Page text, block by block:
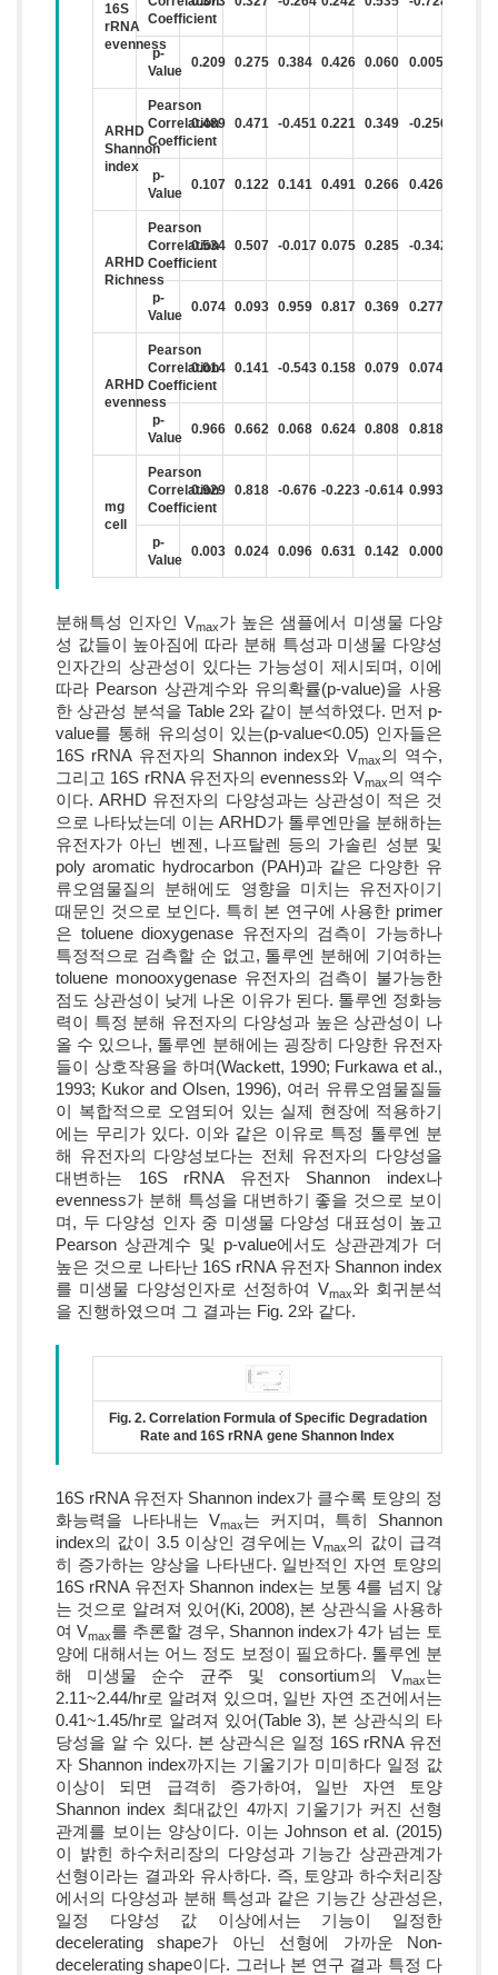
16S
rRNA
evenness
Coefficient
p-
Value
0.209 0.275 0.384 0.426 0.060 0.005
ARHD
Shannon
index
Pearson
Correlation
Coefficient
0.489 0.471 -0.451 0.221 0.349 -0.256
p-
Value
0.107 0.122 0.141 0.491 0.266 0.426
ARHD
Richness
Pearson
Correlation
Coefficient
0.534 0.507 -0.017 0.075 0.285 -0.342
p-
Value
0.074 0.093 0.959 0.817 0.369 0.277
ARHD
evenness
Pearson
Correlation
Coefficient
0.014 0.141 -0.543 0.158 0.079 0.074
p-
Value
0.966 0.662 0.068 0.624 0.808 0.818
mg
cell
Pearson
Correlation
Coefficient
0.929 0.818 -0.676 -0.223 -0.614 0.993
p-
Value
0.003 0.024 0.096 0.631 0.142 0.000
분해특성 인자인 Vmax가 높은 샘플에서 미생물 다양
성 값들이 높아짐에 따라 분해 특성과 미생물 다양성
인자간의 상관성이 있다는 가능성이 제시되며, 이에
따라 Pearson 상관계수와 유의확률(p-value)을 사용
한 상관성 분석을 Table 2와 같이 분석하였다. 먼저 p-
value를 통해 유의성이 있는(p-value<0.05) 인자들은
16S rRNA 유전자의 Shannon index와 Vmax의 역수,
그리고 16S rRNA 유전자의 evenness와 Vmax의 역수
이다. ARHD 유전자의 다양성과는 상관성이 적은 것
으로 나타났는데 이는 ARHD가 톨루엔만을 분해하는
유전자가 아닌 벤젠, 나프탈렌 등의 가솔린 성분 및
poly aromatic hydrocarbon (PAH)과 같은 다양한 유
류오염물질의 분해에도 영향을 미치는 유전자이기
때문인 것으로 보인다. 특히 본 연구에 사용한 primer
은 toluene dioxygenase 유전자의 검측이 가능하나
특정적으로 검측할 순 없고, 톨루엔 분해에 기여하는
toluene monooxygenase 유전자의 검측이 불가능한
점도 상관성이 낮게 나온 이유가 된다. 톨루엔 정화능
력이 특정 분해 유전자의 다양성과 높은 상관성이 나
올 수 있으나, 톨루엔 분해에는 굉장히 다양한 유전자
들이 상호작용을 하며(Wackett, 1990; Furkawa et al.,
1993; Kukor and Olsen, 1996), 여러 유류오염물질들
이 복합적으로 오염되어 있는 실제 현장에 적용하기
에는 무리가 있다. 이와 같은 이유로 특정 톨루엔 분
해 유전자의 다양성보다는 전체 유전자의 다양성을
대변하는 16S rRNA 유전자 Shannon index나
evenness가 분해 특성을 대변하기 좋을 것으로 보이
며, 두 다양성 인자 중 미생물 다양성 대표성이 높고
Pearson 상관계수 및 p-value에서도 상관관계가 더
높은 것으로 나타난 16S rRNA 유전자 Shannon index
를 미생물 다양성인자로 선정하여 Vmax와 회귀분석
을 진행하였으며 그 결과는 Fig. 2와 같다.
Fig. 2. Correlation Formula of Specific Degradation
Rate and 16S rRNA gene Shannon Index
16S rRNA 유전자 Shannon index가 클수록 토양의 정
화능력을 나타내는 Vmax는 커지며, 특히 Shannon
index의 값이 3.5 이상인 경우에는 Vmax의 값이 급격
히 증가하는 양상을 나타낸다. 일반적인 자연 토양의
16S rRNA 유전자 Shannon index는 보통 4를 넘지 않
는 것으로 알려져 있어(Ki, 2008), 본 상관식을 사용하
여 Vmax를 추론할 경우, Shannon index가 4가 넘는 토
양에 대해서는 어느 정도 보정이 필요하다. 톨루엔 분
해 미생물 순수 균주 및 consortium의 Vmax는
2.11~2.44/hr로 알려져 있으며, 일반 자연 조건에서는
0.41~1.45/hr로 알려져 있어(Table 3), 본 상관식의 타
당성을 알 수 있다. 본 상관식은 일정 16S rRNA 유전
자 Shannon index까지는 기울기가 미미하다 일정 값
이상이 되면 급격히 증가하여, 일반 자연 토양
Shannon index 최대값인 4까지 기울기가 커진 선형
관계를 보이는 양상이다. 이는 Johnson et al. (2015)
이 밝힌 하수처리장의 다양성과 기능간 상관관계가
선형이라는 결과와 유사하다. 즉, 토양과 하수처리장
에서의 다양성과 분해 특성과 같은 기능간 상관성은,
일정 다양성 값 이상에서는 기능이 일정한
decelerating shape가 아닌 선형에 가까운 Non-
decelerating shape이다. 그러나 본 연구 결과 특정 다